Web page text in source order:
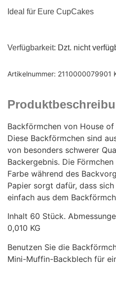
Ideal für Eure CupCakes
Verfügbarkeit: Dzt. nicht
Artikelnummer: 2110000079901
Backförmchen von House
Diese Backförmchen sind
von besonders schwerer
Backergebnis. Die
Farbe während des
Papier sorgt dafür, dass
einfach aus dem
Inhalt 60 Stück.
0,010 KG
Benutzen Sie die
Mini-Muffin-Backblech für